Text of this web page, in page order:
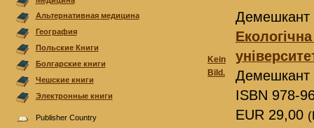
Альтернативная медицина
География
Польскиe Книги
Болгарскиe книги
Чешские книги
Электронные книги
Publisher Country
Kein
Bild.
ISBN 978-
EUR 29,00